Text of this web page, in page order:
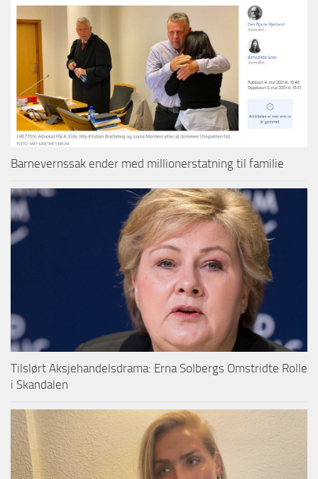
Barnevernssak ender med millionerstatning til familie
Tilslørt Aksjehandelsdrama: Erna Solbergs Omstridte Rolle
i Skandalen